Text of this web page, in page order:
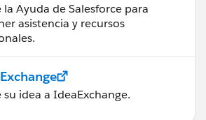
la Ayuda de Salesforce para
asistencia y recursos
su idea a IdeaExchange.